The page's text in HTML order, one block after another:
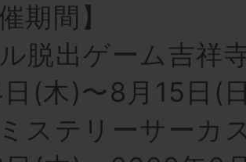
期間】
脱出ゲーム吉祥
日(木)〜8月15日(
ステリーサーカ